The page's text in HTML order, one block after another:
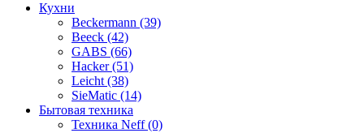
Кухни
Beckermann (39)
Beeck (42)
GABS (66)
Hacker (51)
Leicht (38)
SieMatic (14)
Бытовая техника
Техника Neff (0)